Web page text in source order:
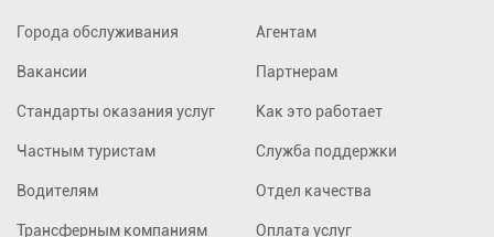
Города обслуживания
Вакансии
Стандарты оказания услуг
Частным туристам
Водителям
Трансферным компаниям
Агентам
Партнерам
Как это работает
Служба поддержки
Отдел качества
Оплата услуг